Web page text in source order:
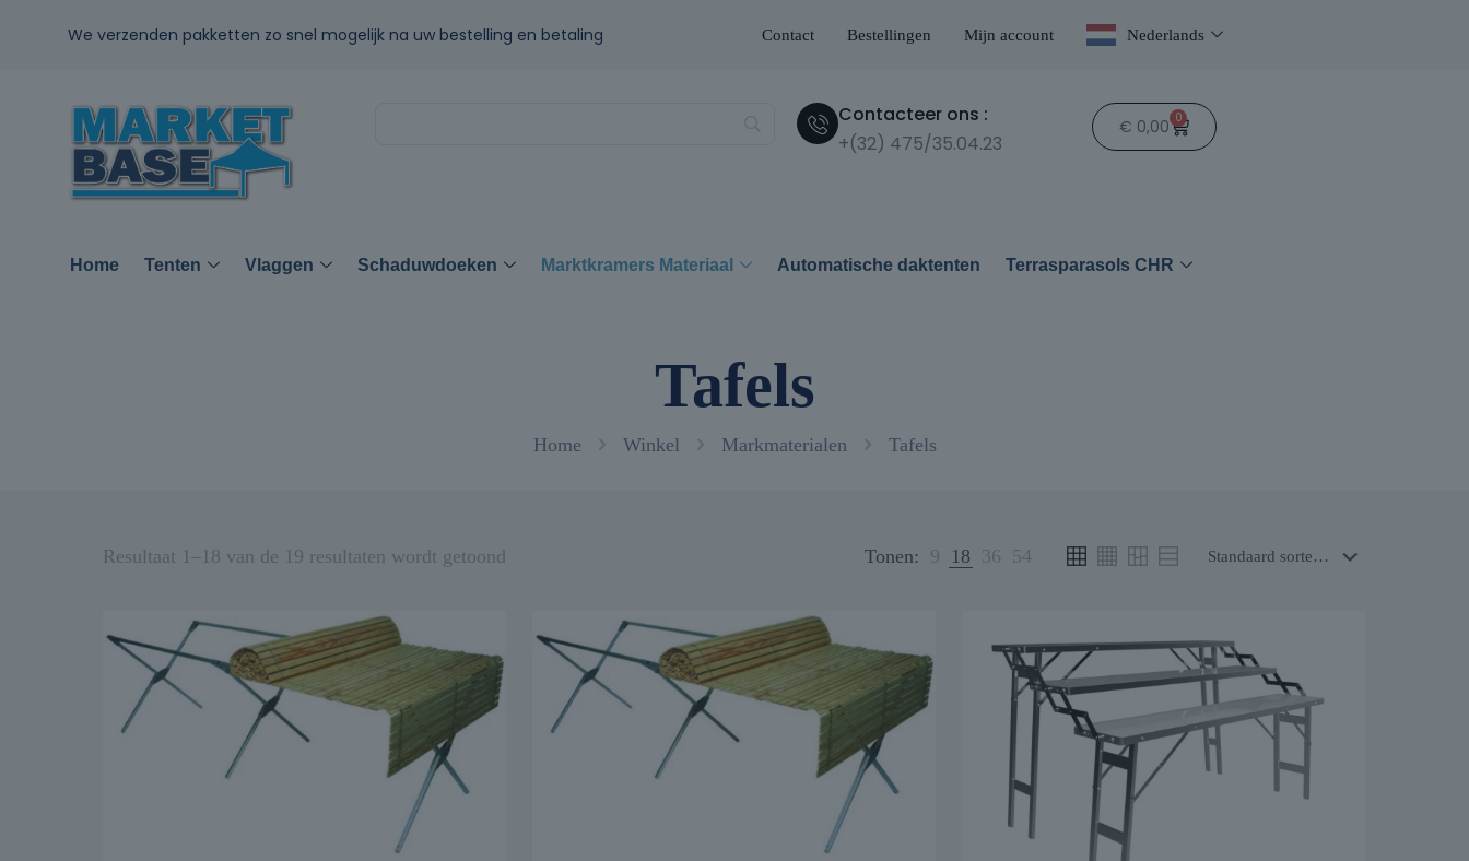
We verzenden pakketten zo snel mogelijk na uw bestelling en betaling Contact Bestellingen Mijn account Nederlands
Contacteer ons :
+(32) 475/35.04.23
€ 0,00 0
Home Tenten Vlaggen Schaduwdoeken Marktkramers Materiaal Automatische daktenten Terrasparasols CHR
Tafels
Home Winkel Markmaterialen Tafels
Resultaat 1–18 van de 19 resultaten wordt getoond Tonen: 9 18 36 54